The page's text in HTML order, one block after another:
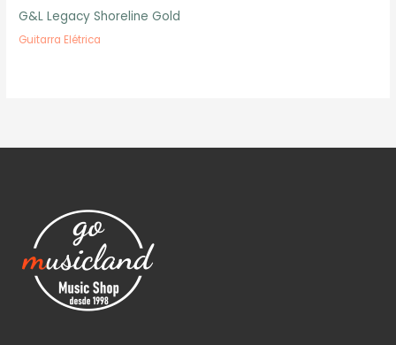
G&L Legacy Shoreline Gold
Guitarra Elétrica